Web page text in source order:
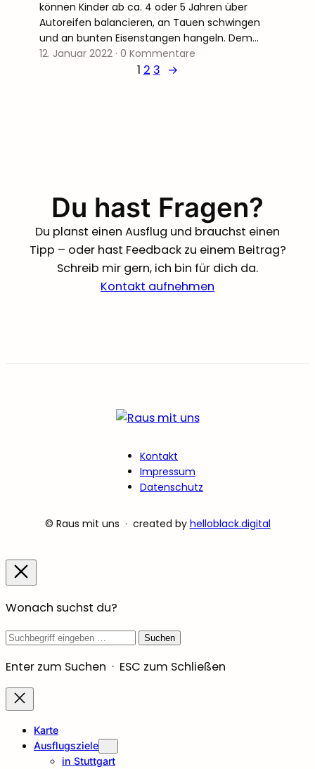
können Kinder ab ca. 4 oder 5 Jahren über
Autoreifen balancieren, an Tauen schwingen
und an bunten Eisenstangen hangeln. Dem…
12. Januar 2022 · 0 Kommentare
1 2 3 →
Du hast Fragen?
Du planst einen Ausflug und brauchst einen
Tipp – oder hast Feedback zu einem Beitrag?
Schreib mir gern, ich bin für dich da.
Kontakt aufnehmen
Kontakt
Impressum
Datenschutz
© Raus mit uns · created by helloblack.digital
Wonach suchst du?
Suchbegriff
Suchen
Enter zum Suchen · ESC zum Schließen
Karte
Ausflugsziele
in Stuttgart